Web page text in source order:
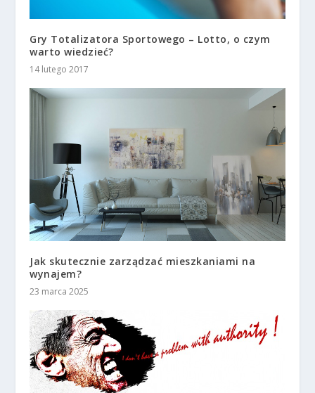
Gry Totalizatora Sportowego – Lotto, o czym
warto wiedzieć?
14 lutego 2017
Jak skutecznie zarządzać mieszkaniami na
wynajem?
23 marca 2025